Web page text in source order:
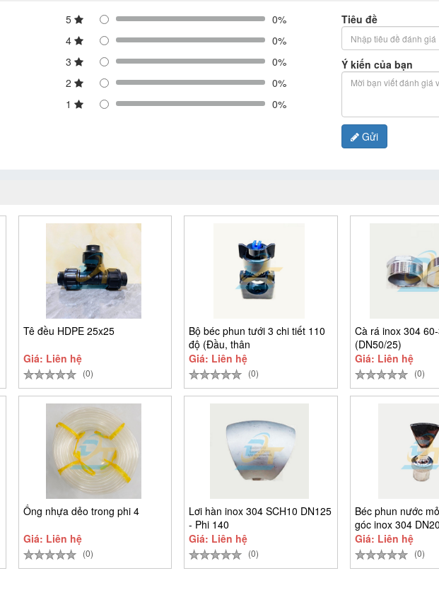
5
0%
4
0%
3
0%
2
0%
1
0%
Tiêu đề
Ý kiến của bạn
Gửi
Tê đều HDPE 25x25
Giá: Liên hệ
(0)
Bộ béc phun tưới 3 chi tiết 110
độ (Đầu, thân
Giá: Liên hệ
(0)
Cà rá inox 304
(DN50/25)
Giá: Liên hệ
(0)
Ống nhựa dẻo trong phi 4
Giá: Liên hệ
(0)
Lơi hàn inox 304 SCH10 DN125
- Phi 140
Giá: Liên hệ
(0)
Béc phun nước
góc inox 304
Giá: Liên hệ
(0)